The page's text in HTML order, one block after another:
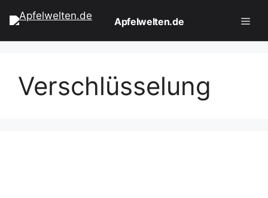
Inhalt
Apfelwelten.de
Verschlüsselung